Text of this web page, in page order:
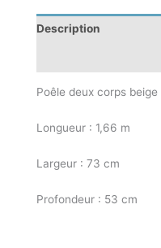
Description
Poêle deux corps beige
Longueur : 1,66 m
Largeur : 73 cm
Profondeur : 53 cm